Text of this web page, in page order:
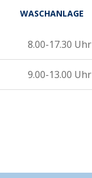
WASCHANLAGE
8.00-17.30 Uhr
9.00-13.00 Uhr